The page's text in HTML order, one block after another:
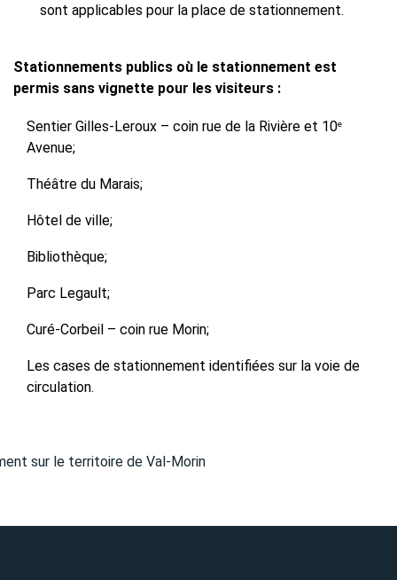
sont applicables pour la place de stationnement.
Stationnements publics où le stationnement est
permis sans vignette pour les visiteurs :
Sentier Gilles-Leroux – coin rue de la Rivière et 10e
Avenue;
Théâtre du Marais;
Hôtel de ville;
Bibliothèque;
Parc Legault;
Curé-Corbeil – coin rue Morin;
Les cases de stationnement identifiées sur la voie de
circulation.